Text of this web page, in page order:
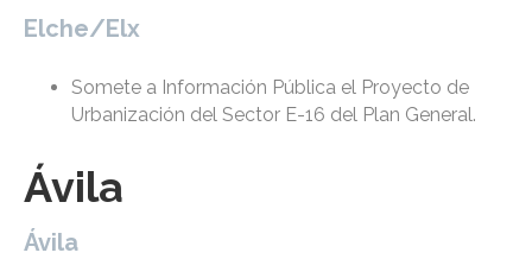
Elche/Elx
Somete a Información Pública el Proyecto de
Urbanización del Sector E-16 del Plan General.
Ávila
Ávila